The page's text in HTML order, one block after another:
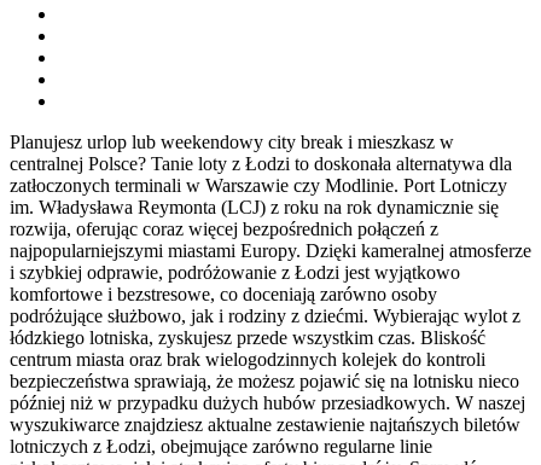
Planujesz urlop lub weekendowy city break i mieszkasz w
centralnej Polsce? Tanie loty z Łodzi to doskonała alternatywa dla
zatłoczonych terminali w Warszawie czy Modlinie. Port Lotniczy
im. Władysława Reymonta (LCJ) z roku na rok dynamicznie się
rozwija, oferując coraz więcej bezpośrednich połączeń z
najpopularniejszymi miastami Europy. Dzięki kameralnej atmosferze
i szybkiej odprawie, podróżowanie z Łodzi jest wyjątkowo
komfortowe i bezstresowe, co doceniają zarówno osoby
podróżujące służbowo, jak i rodziny z dziećmi. Wybierając wylot z
łódzkiego lotniska, zyskujesz przede wszystkim czas. Bliskość
centrum miasta oraz brak wielogodzinnych kolejek do kontroli
bezpieczeństwa sprawiają, że możesz pojawić się na lotnisku nieco
później niż w przypadku dużych hubów przesiadkowych. W naszej
wyszukiwarce znajdziesz aktualne zestawienie najtańszych biletów
lotniczych z Łodzi, obejmujące zarówno regularne linie